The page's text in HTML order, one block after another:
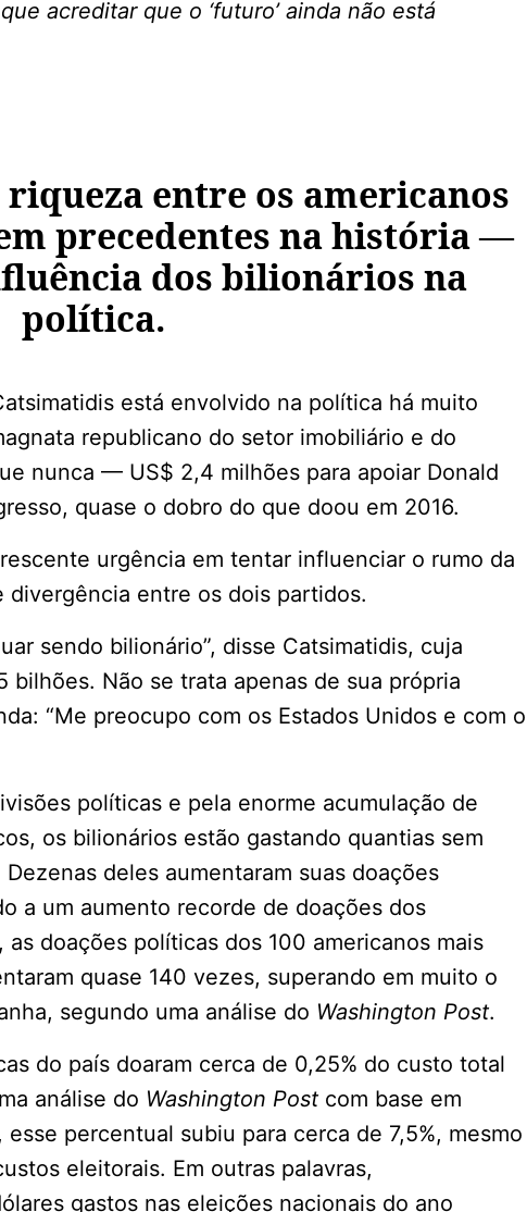
acreditar que o ‘futuro’ ainda não está
entre os americanos
precedentes na história —
dos bilionários na
política.
está envolvido na política há muito
republicano do setor imobiliário e do
nunca — US$ 2,4 milhões para apoiar Donald
quase o dobro do que doou em 2016.
urgência em tentar influenciar o rumo da
divergência entre os dois partidos.
sendo bilionário”, disse Catsimatidis, cuja
bilhões. Não se trata apenas de sua própria
“Me preocupo com os Estados Unidos e com o
políticas e pela enorme acumulação de
os bilionários estão gastando quantias sem
deles aumentaram suas doações
a um aumento recorde de doações dos
doações políticas dos 100 americanos mais
quase 140 vezes, superando em muito o
segundo uma análise do Washington Post.
do país doaram cerca de 0,25% do custo total
análise do Washington Post com base em
esse percentual subiu para cerca de 7,5%, mesmo
eleitorais. Em outras palavras,
gastos nas eleições nacionais do ano